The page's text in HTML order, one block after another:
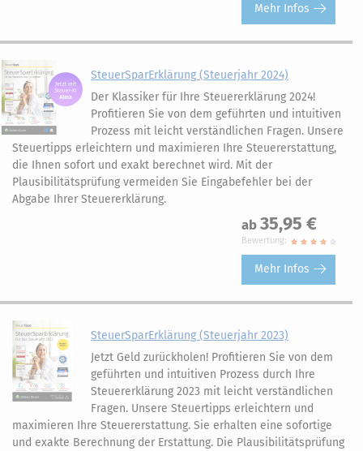
Mehr Infos
SteuerSparErklärung (Steuerjahr 2024)
Der Klassiker für Ihre Steuererklärung 2024!
Profitieren Sie von dem geführten und intuitiven
Prozess mit leicht verständlichen Fragen. Unsere
Steuertipps erleichtern und maximieren Ihre Steuererstattung,
die Ihnen sofort und exakt berechnet wird. Mit der
Plausibilitätsprüfung vermeiden Sie Eingabefehler bei der
Abgabe Ihrer Steuererklärung.
ab 35,95 €
Bewertung:
Mehr Infos
SteuerSparErklärung (Steuerjahr 2023)
Jetzt Geld zurückholen! Profitieren Sie von dem
geführten und intuitiven Prozess durch Ihre
Steuererklärung 2023 mit leicht verständlichen
Fragen. Unsere Steuertipps erleichtern und
maximieren Ihre Steuererstattung. Sie erhalten eine sofortige
und exakte Berechnung der Erstattung. Die Plausibilitätsprüfung